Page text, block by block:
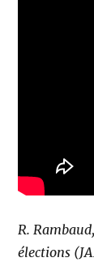
R.
élections